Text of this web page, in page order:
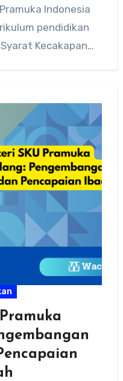
Indonesia
pendidikan
Kecakapan